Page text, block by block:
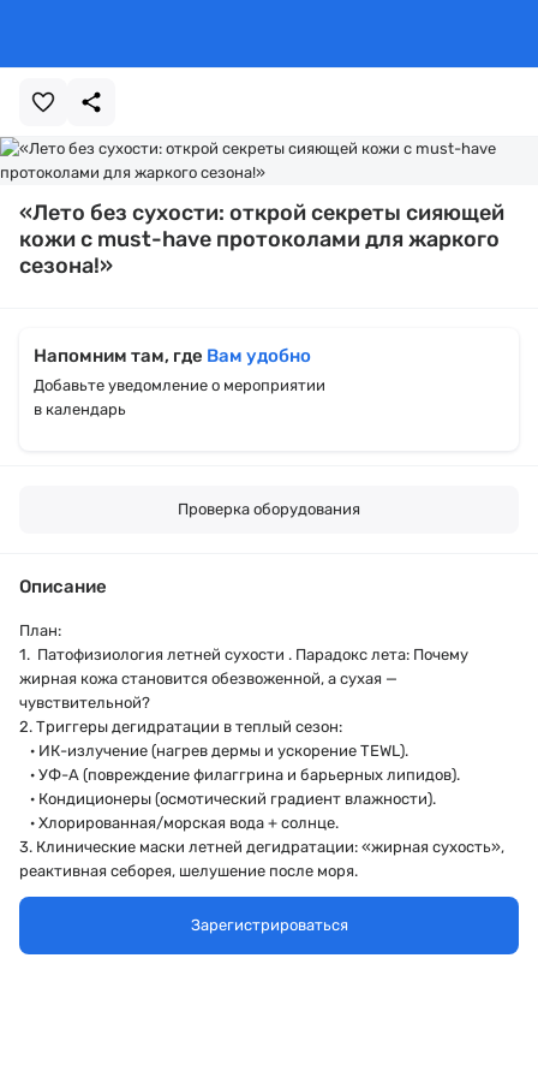
«Лето без сухости: открой секреты сияющей
кожи с must-have протоколами для жаркого
сезона!»
Напомним там, где Вам удобно
Добавьте уведомление о мероприятии
в календарь
Проверка оборудования
Описание
План:
1. Патофизиология летней сухости . Парадокс лета: Почему
жирная кожа становится обезвоженной, а сухая —
чувствительной?
2. Триггеры дегидратации в теплый сезон:
· ИК-излучение (нагрев дермы и ускорение TEWL).
· УФ-А (повреждение филаггрина и барьерных липидов).
· Кондиционеры (осмотический градиент влажности).
· Хлорированная/морская вода + солнце.
3. Клинические маски летней дегидратации: «жирная сухость»,
реактивная себорея, шелушение после моря.
4. «Летний запретный список»
-Ретиноиды: можно ли продолжать? Гайд по снижению
концентрации и частоты.
Зарегистрироваться